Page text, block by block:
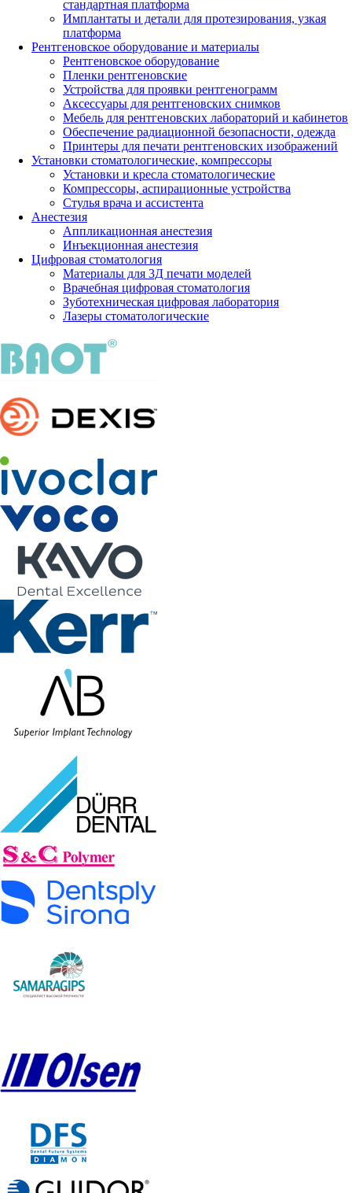
стандартная платформа
Имплантаты и детали для протезирования, узкая
платформа
Рентгеновское оборудование и материалы
Рентгеновское оборудование
Пленки рентгеновские
Устройства для проявки рентгенограмм
Аксессуары для рентгеновских снимков
Мебель для рентгеновских лабораторий и кабинетов
Обеспечение радиационной безопасности, одежда
Принтеры для печати рентгеновских изображений
Установки стоматологические, компрессоры
Установки и кресла стоматологические
Компрессоры, аспирационные устройства
Стулья врача и ассистента
Анестезия
Аппликационная анестезия
Инъекционная анестезия
Цифровая стоматология
Материалы для 3Д печати моделей
Врачебная цифровая стоматология
Зуботехническая цифровая лаборатория
Лазеры стоматологические